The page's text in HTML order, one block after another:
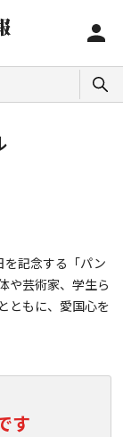
記念する「パン
や芸術家、学生ら
ともに、愛国心を
す